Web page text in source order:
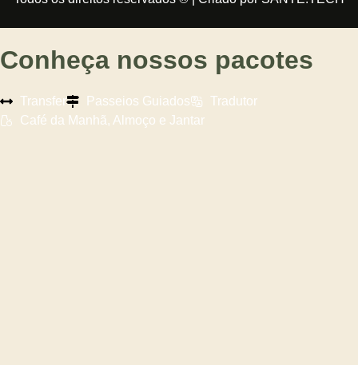
Conheça nossos pacotes
Transfer Passeios Guiados
Tradutor
Café da Manhã, Almoço e Jantar